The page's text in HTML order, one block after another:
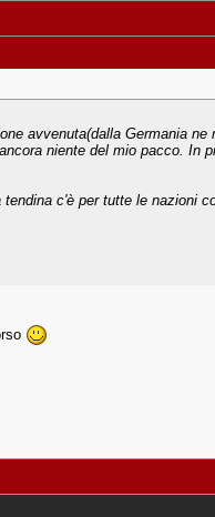
avvenuta(dalla Germania ne
niente del mio pacco. In
c'è per tutte le nazioni